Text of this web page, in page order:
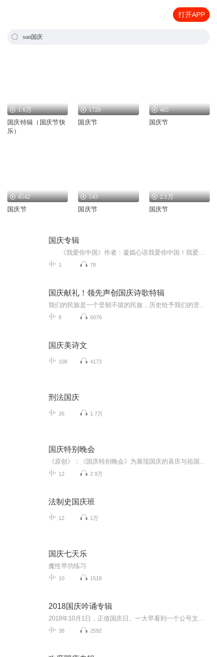
打开APP
sun国庆
1.6万
国庆特辑（国庆节快
乐）
1726
国庆节
465
国庆节
4542
国庆节
543
国庆节
2.1万
国庆节
国庆专辑
1 78
国庆献礼！领先声创国庆诗歌特辑
8 6076
国庆美诗文
108 4173
刑法国庆
26 1.7万
国庆特别晚会
12 2.9万
法制史国庆班
12 1万
国庆七天乐
魔性早功练习
10 1518
2018国庆吟诵专辑
38 2592